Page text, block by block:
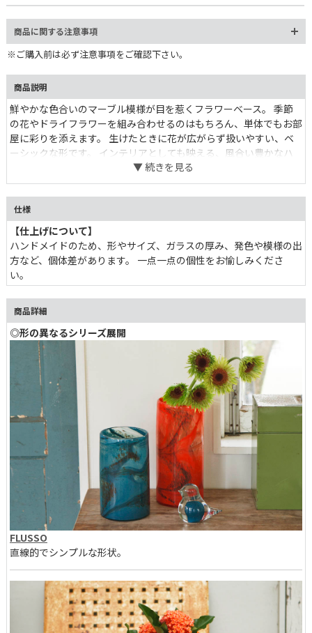
商品に関する注意事項
※ご購入前は必ず注意事項をご確認下さい。
商品説明
鮮やかな色合いのマーブル模様が目を惹くフラワーベース。 季節
の花やドライフラワーを組み合わせるのはもちろん、単体でもお部
屋に彩りを添えます。 生けたときに花が広がらず扱いやすい、ベ
ーシックな形です。 インテリアとしても映える、風合い豊かなハ
ンドメイドの表情をお愉しみください。
仕様
【仕上げについて】
ハンドメイドのため、形やサイズ、ガラスの厚み、発色や模様の出
方など、個体差があります。 一点一点の個性をお愉しみくださ
い。
商品詳細
◎形の異なるシリーズ展開
FLUSSO
直線的でシンプルな形状。